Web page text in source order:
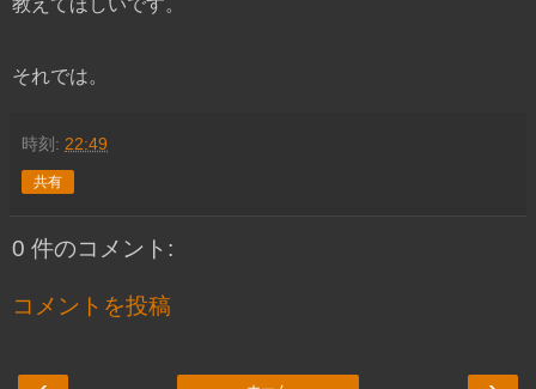
教えてほしいです。
それでは。
時刻: 22:49
共有
0 件のコメント:
コメントを投稿